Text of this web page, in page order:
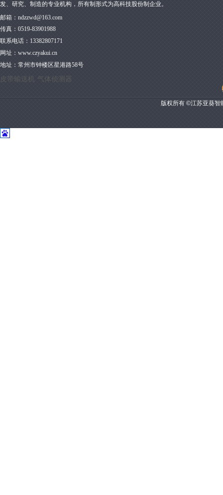
皮带输送机 气体侦测器
版权所有 ©江苏亚葵智
邮箱： ndzzwd@163.com
传真： 0519-83901988
联系电话：13382807171
网址： www.czyakui.cn
地址： 常州市钟楼区星港路58号
发、研究、制造的专业机构，所有制形式为高科技股份制企业。